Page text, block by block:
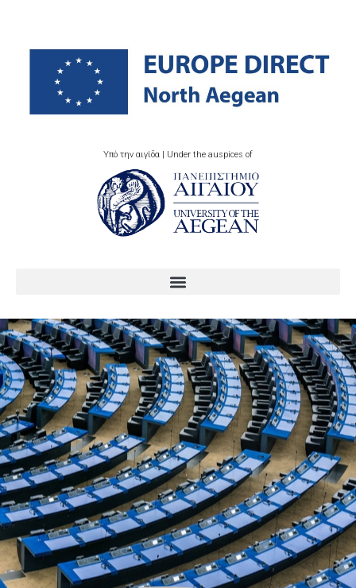
Υπό την αιγίδα | Under the auspices of